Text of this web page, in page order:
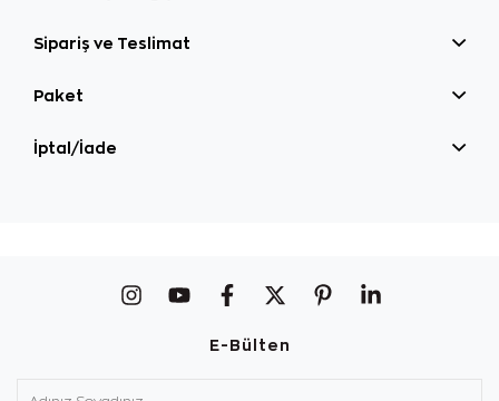
Sipariş ve Teslimat
Paket
İptal/İade
E-Bülten